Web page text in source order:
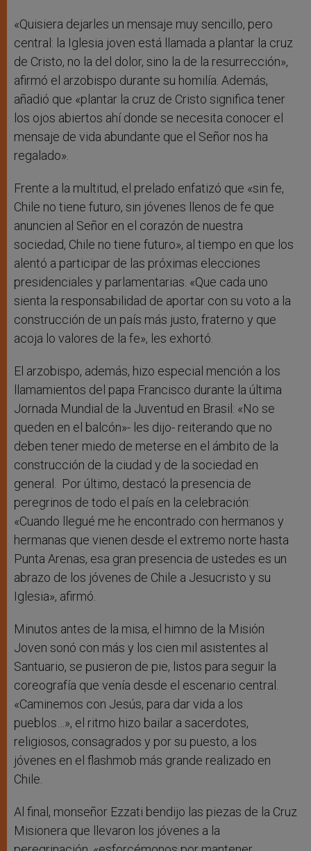
«Quisiera dejarles un mensaje muy sencillo, pero
central: la Iglesia joven está llamada a plantar la cruz
de Cristo, no la del dolor, sino la de la resurrección»,
afirmó el arzobispo durante su homilía. Además,
añadió que «plantar la cruz de Cristo significa tener
los ojos abiertos ahí donde se necesita conocer el
mensaje de vida abundante que el Señor nos ha
regalado».
Frente a la multitud, el prelado enfatizó que «sin fe,
Chile no tiene futuro, sin jóvenes llenos de fe que
anuncien al Señor en el corazón de nuestra
sociedad, Chile no tiene futuro», al tiempo en que los
alentó a participar de las próximas elecciones
presidenciales y parlamentarias. «Que cada uno
sienta la responsabilidad de aportar con su voto a la
construcción de un país más justo, fraterno y que
acoja lo valores de la fe», les exhortó.
El arzobispo, además, hizo especial mención a los
llamamientos del papa Francisco durante la última
Jornada Mundial de la Juventud en Brasil: «No se
queden en el balcón»- les dijo- reiterando que no
deben tener miedo de meterse en el ámbito de la
construcción de la ciudad y de la sociedad en
general. Por último, destacó la presencia de
peregrinos de todo el país en la celebración:
«Cuando llegué me he encontrado con hermanos y
hermanas que vienen desde el extremo norte hasta
Punta Arenas, esa gran presencia de ustedes es un
abrazo de los jóvenes de Chile a Jesucristo y su
Iglesia», afirmó.
Minutos antes de la misa, el himno de la Misión
Joven sonó con más y los cien mil asistentes al
Santuario, se pusieron de pie, listos para seguir la
coreografía que venía desde el escenario central.
«Caminemos con Jesús, para dar vida a los
pueblos…», el ritmo hizo bailar a sacerdotes,
religiosos, consagrados y por su puesto, a los
jóvenes en el flashmob más grande realizado en
Chile.
Al final, monseñor Ezzati bendijo las piezas de la Cruz
Misionera que llevaron los jóvenes a la